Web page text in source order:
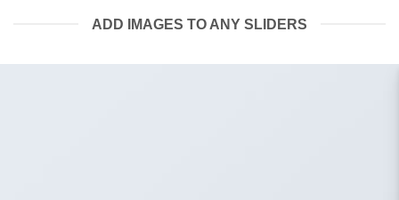
ADD IMAGES TO ANY SLIDERS